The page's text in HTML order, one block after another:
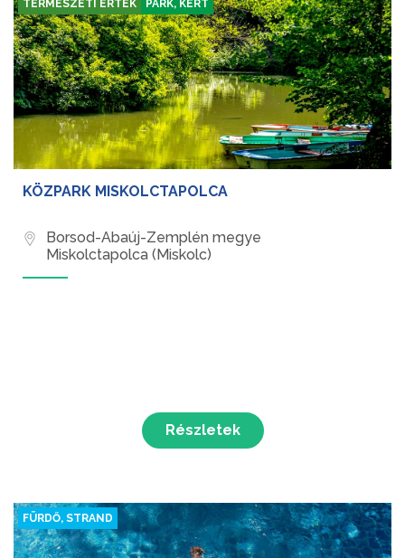
TERMÉSZETI ÉRTÉK PARK, KERT
KÖZPARK MISKOLCTAPOLCA
Borsod-Abaúj-Zemplén megye
Miskolctapolca (Miskolc)
Részletek
FÜRDŐ, STRAND